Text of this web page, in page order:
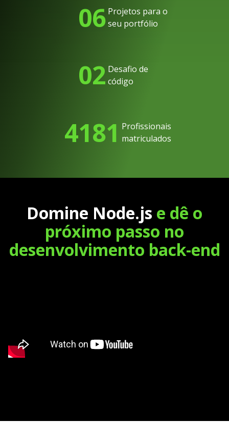
06 Projetos para o
seu portfólio
02 Desafio de
código
4181 Profissionais
matriculados
Domine Node.js e dê o
próximo passo no
desenvolvimento back-end